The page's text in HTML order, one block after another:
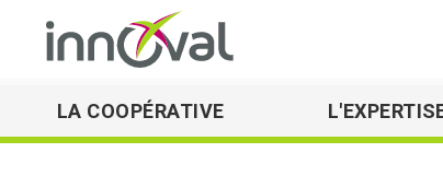
Skip to main navigation
LA COOPÉRATIVE